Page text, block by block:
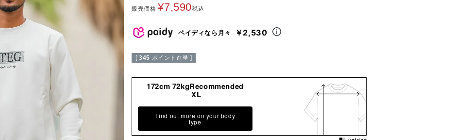
販売価格 ¥7,590税込
ペイディなら月々 ￥2,530
[ 345 ポイント進呈 ]
172cm 72kgRecommended
XL
Find out more on your body
type